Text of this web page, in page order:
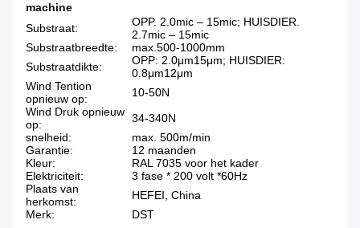
machine
Substraat:
OPP. 2.0mic – 15mic; HUISDIER.
2.7mic – 15mic
Substraatbreedte:
max.500-1000mm
Substraatdikte:
OPP: 2.0μm15μm; HUISDIER:
0.8μm12μm
Wind Tention
opnieuw op:
10-50N
Wind Druk opnieuw
op:
34-340N
snelheid:
max. 500m/min
Garantie:
12 maanden
Kleur:
RAL 7035 voor het kader
Elektriciteit:
3 fase * 200 volt *60Hz
Plaats van
herkomst:
HEFEI, China
Merk:
DST